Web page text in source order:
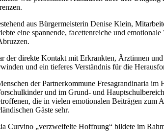
aus Bürgermeisterin Denise Klein,
eine spannende, facettenreiche und
der direkte Kontakt mit Erkrankten, Ärztinnen
und ein tieferes Verständnis für die
der Partnerkommune Fresagrandinaria
und im Grund- und
die in vielen emotionalen Beiträgen zum
Gäste sehr.
Curvino „verzweifelte Hoffnung“ bildete im